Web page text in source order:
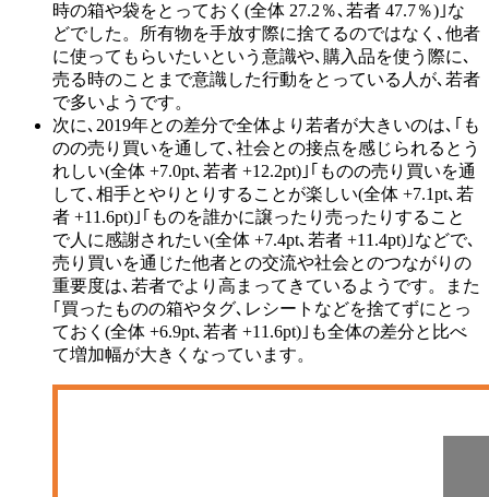
時の箱や袋をとっておく(全体 27.2％､若者 47.7％)｣な
どでした。所有物を手放す際に捨てるのではなく､他者
に使ってもらいたいという意識や､購入品を使う際に､
売る時のことまで意識した行動をとっている人が､若者
で多いようです。
次に､2019年との差分で全体より若者が大きいのは､｢も
のの売り買いを通して､社会との接点を感じられるとう
れしい(全体 +7.0pt､若者 +12.2pt)｣｢ものの売り買いを通
して､相手とやりとりすることが楽しい(全体 +7.1pt､若
者 +11.6pt)｣｢ものを誰かに譲ったり売ったりすること
で人に感謝されたい(全体 +7.4pt､若者 +11.4pt)｣などで､
売り買いを通じた他者との交流や社会とのつながりの
重要度は､若者でより高まってきているようです。また
｢買ったものの箱やタグ､レシートなどを捨てずにとっ
ておく(全体 +6.9pt､若者 +11.6pt)｣も全体の差分と比べ
て増加幅が大きくなっています。